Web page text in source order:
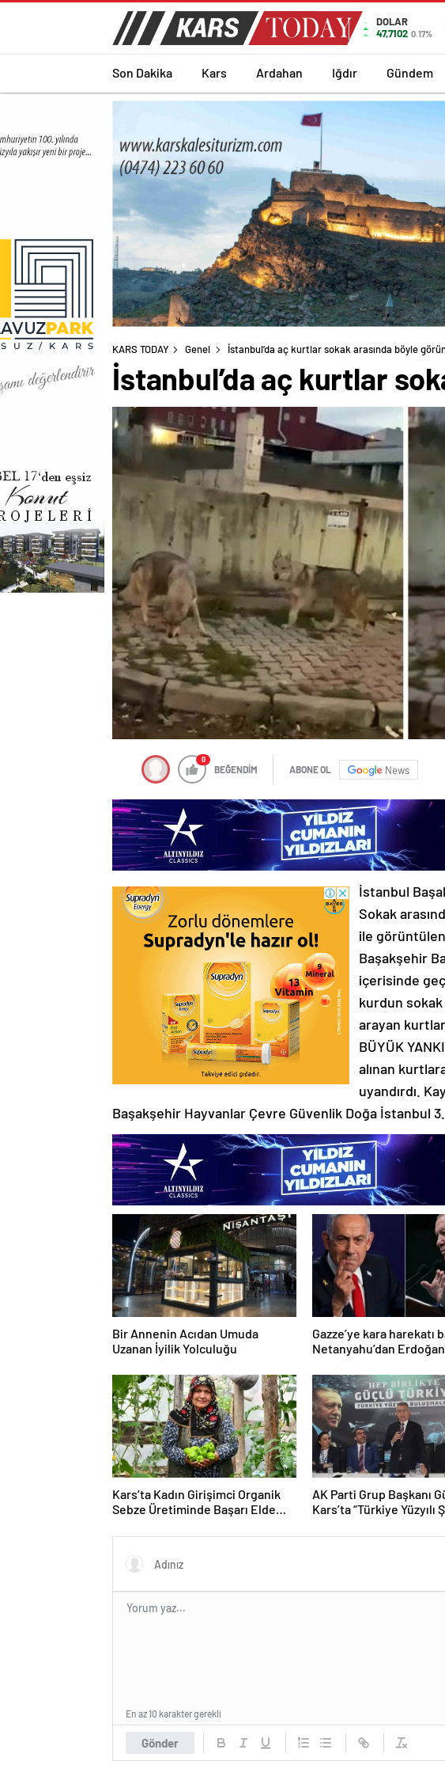
DOLAR
47,7102 0.17%
Son Dakika Kars Ardahan Iğdır Gündem
KARS TODAY Genel İstanbul’da aç kurtlar sokak arasında böyle
İstanbul’da aç kurtlar
0
BEĞENDİM ABONE OL News
İstanbul
Sokak
ile
Başakşehir
içerisinde
kurdun sokak
arayan
BÜYÜK
alınan
uyandırdı.
Başakşehir Hayvanlar Çevre Güvenlik Doğa İstanbul
Bir Annenin Acıdan Umuda
Uzanan İyilik Yolculuğu
Gazze’ye kara harekatı
Netanyahu’dan
Kars’ta Kadın Girişimci Organik
Sebze Üretiminde Başarı Elde
AK Parti Grup Başkanı
Kars’ta “Türkiye Yüzyılı
Açıklaması
Gönder
En az 10 karakter gerekli